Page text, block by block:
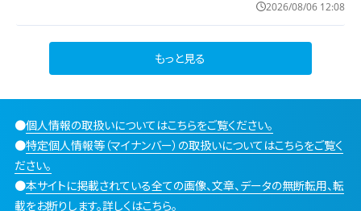
2026/08/06 12:08
もっと見る
●個人情報の取扱いについてはこちらをご覧ください。
●特定個人情報等（マイナンバー）の取扱いについてはこちらをご覧く
ださい。
●本サイトに掲載されている全ての画像、文章、データの無断転用、転
載をお断りします。詳しくはこちら。